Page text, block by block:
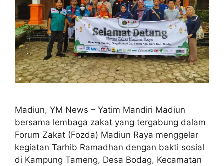
Madiun, YM News – Yatim Mandiri Madiun
bersama lembaga zakat yang tergabung dalam
Forum Zakat (Fozda) Madiun Raya menggelar
kegiatan Tarhib Ramadhan dengan bakti sosial
di Kampung Tameng, Desa Bodag, Kecamatan